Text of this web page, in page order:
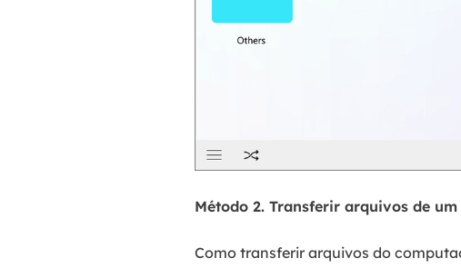
Método 2. Transferir arquivos de
Como transferir arquivos do